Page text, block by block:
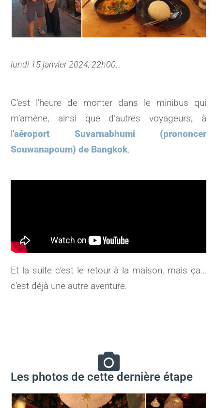
lundi 15 janvier 2024, 22h00…
C’est l’heure de monter dans le minibus qui
m’amène, ainsi que d’autres voyageurs, à
l’aéroport Suvarnabhumi (prononcer
Souwanapoum) de Bangkok.
Et la suite c’est le retour à la maison, mais ça…
c’est déjà une autre aventure.
Les photos de cette dernière étape